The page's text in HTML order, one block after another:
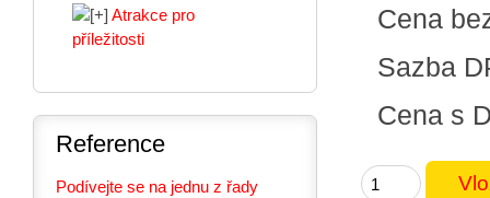
Cena
Sazba
Cena s
Atrakce pro
příležitosti
Reference
Podívejte se na jednu z řady